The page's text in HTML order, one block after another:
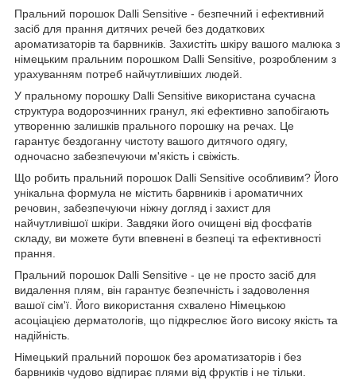
Пральний порошок Dalli Sensitive - безпечний і ефективний
засіб для прання дитячих речей без додаткових
ароматизаторів та барвників. Захистіть шкіру вашого малюка з
німецьким пральним порошком Dalli Sensitive, розробленим з
урахуванням потреб найчутливіших людей.
У пральному порошку Dalli Sensitive використана сучасна
структура водорозчинних гранул, які ефективно запобігають
утворенню залишків прального порошку на речах. Це
гарантує бездоганну чистоту вашого дитячого одягу,
одночасно забезпечуючи м'якість і свіжість.
Що робить пральний порошок Dalli Sensitive особливим? Його
унікальна формула не містить барвників і ароматичних
речовин, забезпечуючи ніжну догляд і захист для
найчутливішої шкіри. Завдяки його очищені від фосфатів
складу, ви можете бути впевнені в безпеці та ефективності
прання.
Пральний порошок Dalli Sensitive - це не просто засіб для
видалення плям, він гарантує безпечність і задоволення
вашої сім'ї. Його використання схвалено Німецькою
асоціацією дерматологів, що підкреслює його високу якість та
надійність.
Німецький пральний порошок без ароматизаторів і без
барвників чудово відпирає плями від фруктів і не тільки.